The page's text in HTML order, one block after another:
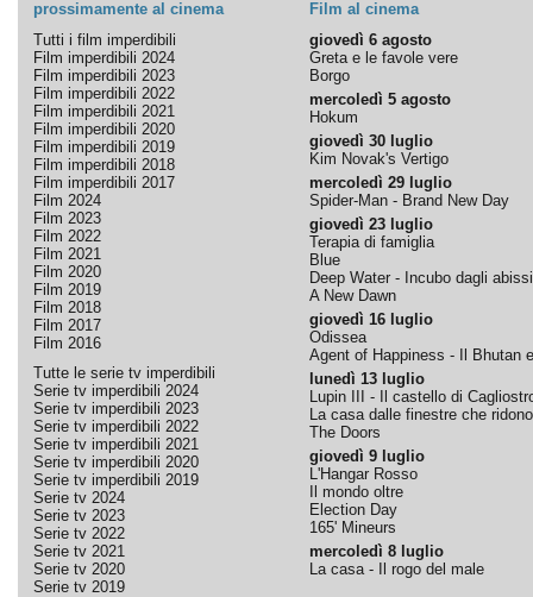
prossimamente al cinema
Film al cinema
Tutti i film imperdibili
Film imperdibili 2024
Film imperdibili 2023
Film imperdibili 2022
Film imperdibili 2021
Film imperdibili 2020
Film imperdibili 2019
Film imperdibili 2018
Film imperdibili 2017
Film 2024
Film 2023
Film 2022
Film 2021
Film 2020
Film 2019
Film 2018
Film 2017
Film 2016
Tutte le serie tv imperdibili
Serie tv imperdibili 2024
Serie tv imperdibili 2023
Serie tv imperdibili 2022
Serie tv imperdibili 2021
Serie tv imperdibili 2020
Serie tv imperdibili 2019
Serie tv 2024
Serie tv 2023
Serie tv 2022
Serie tv 2021
Serie tv 2020
Serie tv 2019
giovedì 6 agosto
Greta e le favole vere
Borgo
mercoledì 5 agosto
Hokum
giovedì 30 luglio
Kim Novak's Vertigo
mercoledì 29 luglio
Spider-Man - Brand New Day
giovedì 23 luglio
Terapia di famiglia
Blue
Deep Water - Incubo dagli abissi
A New Dawn
giovedì 16 luglio
Odissea
Agent of Happiness - Il Bhutan
lunedì 13 luglio
Lupin III - Il castello di
La casa dalle finestre che ridono
The Doors
giovedì 9 luglio
L'Hangar Rosso
Il mondo oltre
Election Day
165' Mineurs
mercoledì 8 luglio
La casa - Il rogo del male